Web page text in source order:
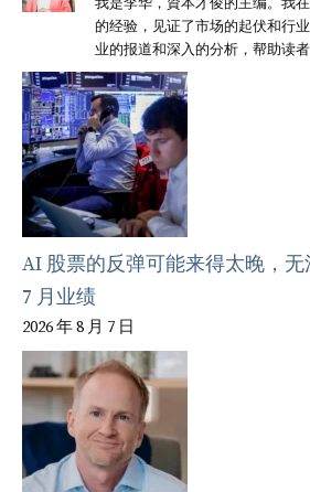
的经验，见证了市场的起伏和行
业的报道和深入的分析，帮助读
AI 股票的反弹可能来得太晚，
7 月业绩
2026 年 8 月 7 日